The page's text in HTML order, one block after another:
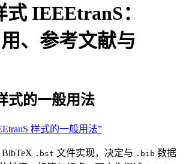
IEEEtranS：
、参考文献与
式的一般用法
样式的一般用法”
.bst 文件实现，决定与 .bib 数据